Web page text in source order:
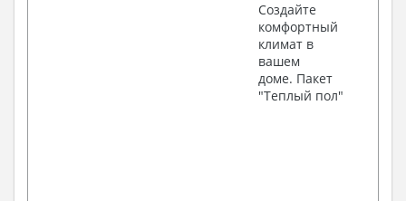
Создайте
комфортный
климат в
вашем
доме. Пакет
"Теплый пол"